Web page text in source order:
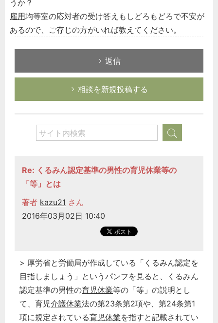
うか？
雇用均等室の応対者の受け答えもしどろもどろで不安が
あるので、ご存じの方がいれば教えてください。
返信
相談を新規投稿する
Re: くるみん認定基準の男性の育児休業等の
「等」とは
著者 kazu21 さん
2016年03月02日 10:40
> 厚労省と労働局が作成している「くるみん認定を
目指しましょう」というパンフを見ると、くるみん
認定基準の男性の育児休業等の「等」の説明とし
て、育児介護休業法の第23条第2項や、第24条第1
項に規定されている育児休業を指すと記載されてい